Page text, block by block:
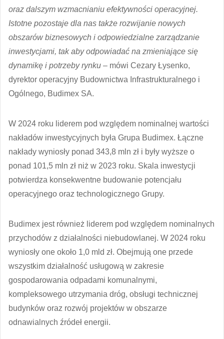
oraz dalszym wzmacnianiu efektywności operacyjnej.
Istotne pozostaje dla nas także rozwijanie nowych
obszarów biznesowych i odpowiedzialne zarządzanie
inwestycjami, tak aby odpowiadać na zmieniające się
dynamikę i potrzeby rynku – mówi Cezary Łysenko,
dyrektor operacyjny Budownictwa Infrastrukturalnego i
Ogólnego, Budimex SA.
W 2024 roku liderem pod względem nominalnej wartości
nakładów inwestycyjnych była Grupa Budimex. Łączne
nakłady wyniosły ponad 343,8 mln zł i były wyższe o
ponad 101,5 mln zł niż w 2023 roku. Skala inwestycji
potwierdza konsekwentne budowanie potencjału
operacyjnego oraz technologicznego Grupy.
Budimex jest również liderem pod względem nominalnych
przychodów z działalności niebudowlanej. W 2024 roku
wyniosły one około 1,0 mld zł. Obejmują one przede
wszystkim działalność usługową w zakresie
gospodarowania odpadami komunalnymi,
kompleksowego utrzymania dróg, obsługi technicznej
budynków oraz rozwój projektów w obszarze
odnawialnych źródeł energii.